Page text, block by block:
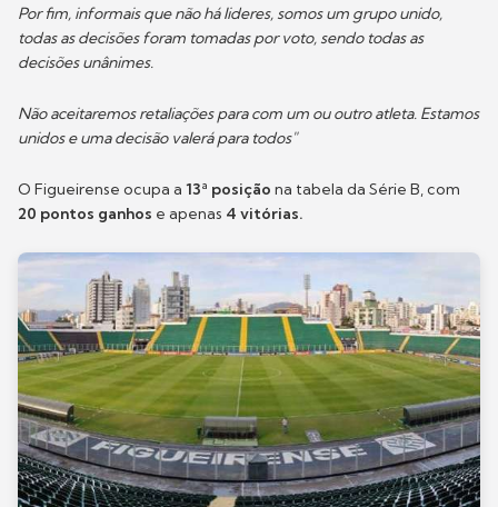
Por fim, informais que não há lideres, somos um grupo unido,
todas as decisões foram tomadas por voto, sendo todas as
decisões unânimes.
Não aceitaremos retaliações para com um ou outro atleta. Estamos
unidos e uma decisão valerá para todos"
O Figueirense ocupa a 13ª posição na tabela da Série B, com
20 pontos ganhos e apenas 4 vitórias.